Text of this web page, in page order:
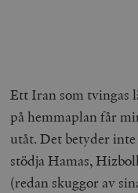
Ett Iran som tvingas
på hemmaplan får
utåt. Det betyder
stödja Hamas,
(redan skuggor av